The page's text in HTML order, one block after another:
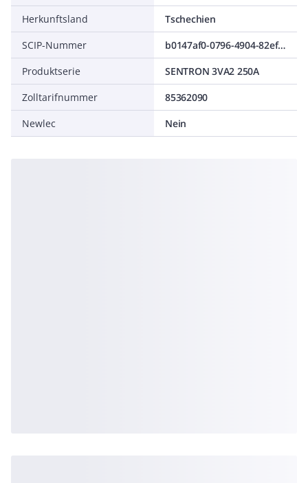
Herkunftsland
Tschechien
SCIP-Nummer
b0147af0-0796-4904-82ef-5a790ee5ef8d
Produktserie
SENTRON 3VA2 250A
Zolltarifnummer
85362090
Newlec
Nein